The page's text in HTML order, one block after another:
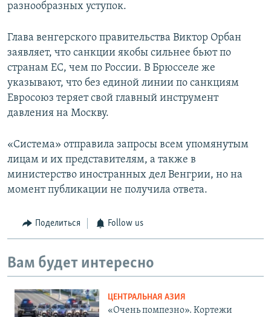
разнообразных уступок.
Глава венгерского правительства Виктор Орбан
заявляет, что санкции якобы сильнее бьют по
странам ЕС, чем по России. В Брюсселе же
указывают, что без единой линии по санкциям
Евросоюз теряет свой главный инструмент
давления на Москву.
«Система» отправила запросы всем упомянутым
лицам и их представителям, а также в
министерство иностранных дел Венгрии, но на
момент публикации не получила ответа.
Поделиться Follow us
Вам будет интересно
ЦЕНТРАЛЬНАЯ АЗИЯ
«Очень помпезно». Кортежи